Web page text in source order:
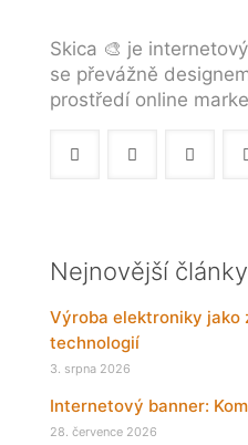
Skica 🎨 je
se převážně
prostředí online
Nejnovější články
Výroba elektroniky jako
technologií
3. srpna 2026
Internetový banner:
28. července 2026